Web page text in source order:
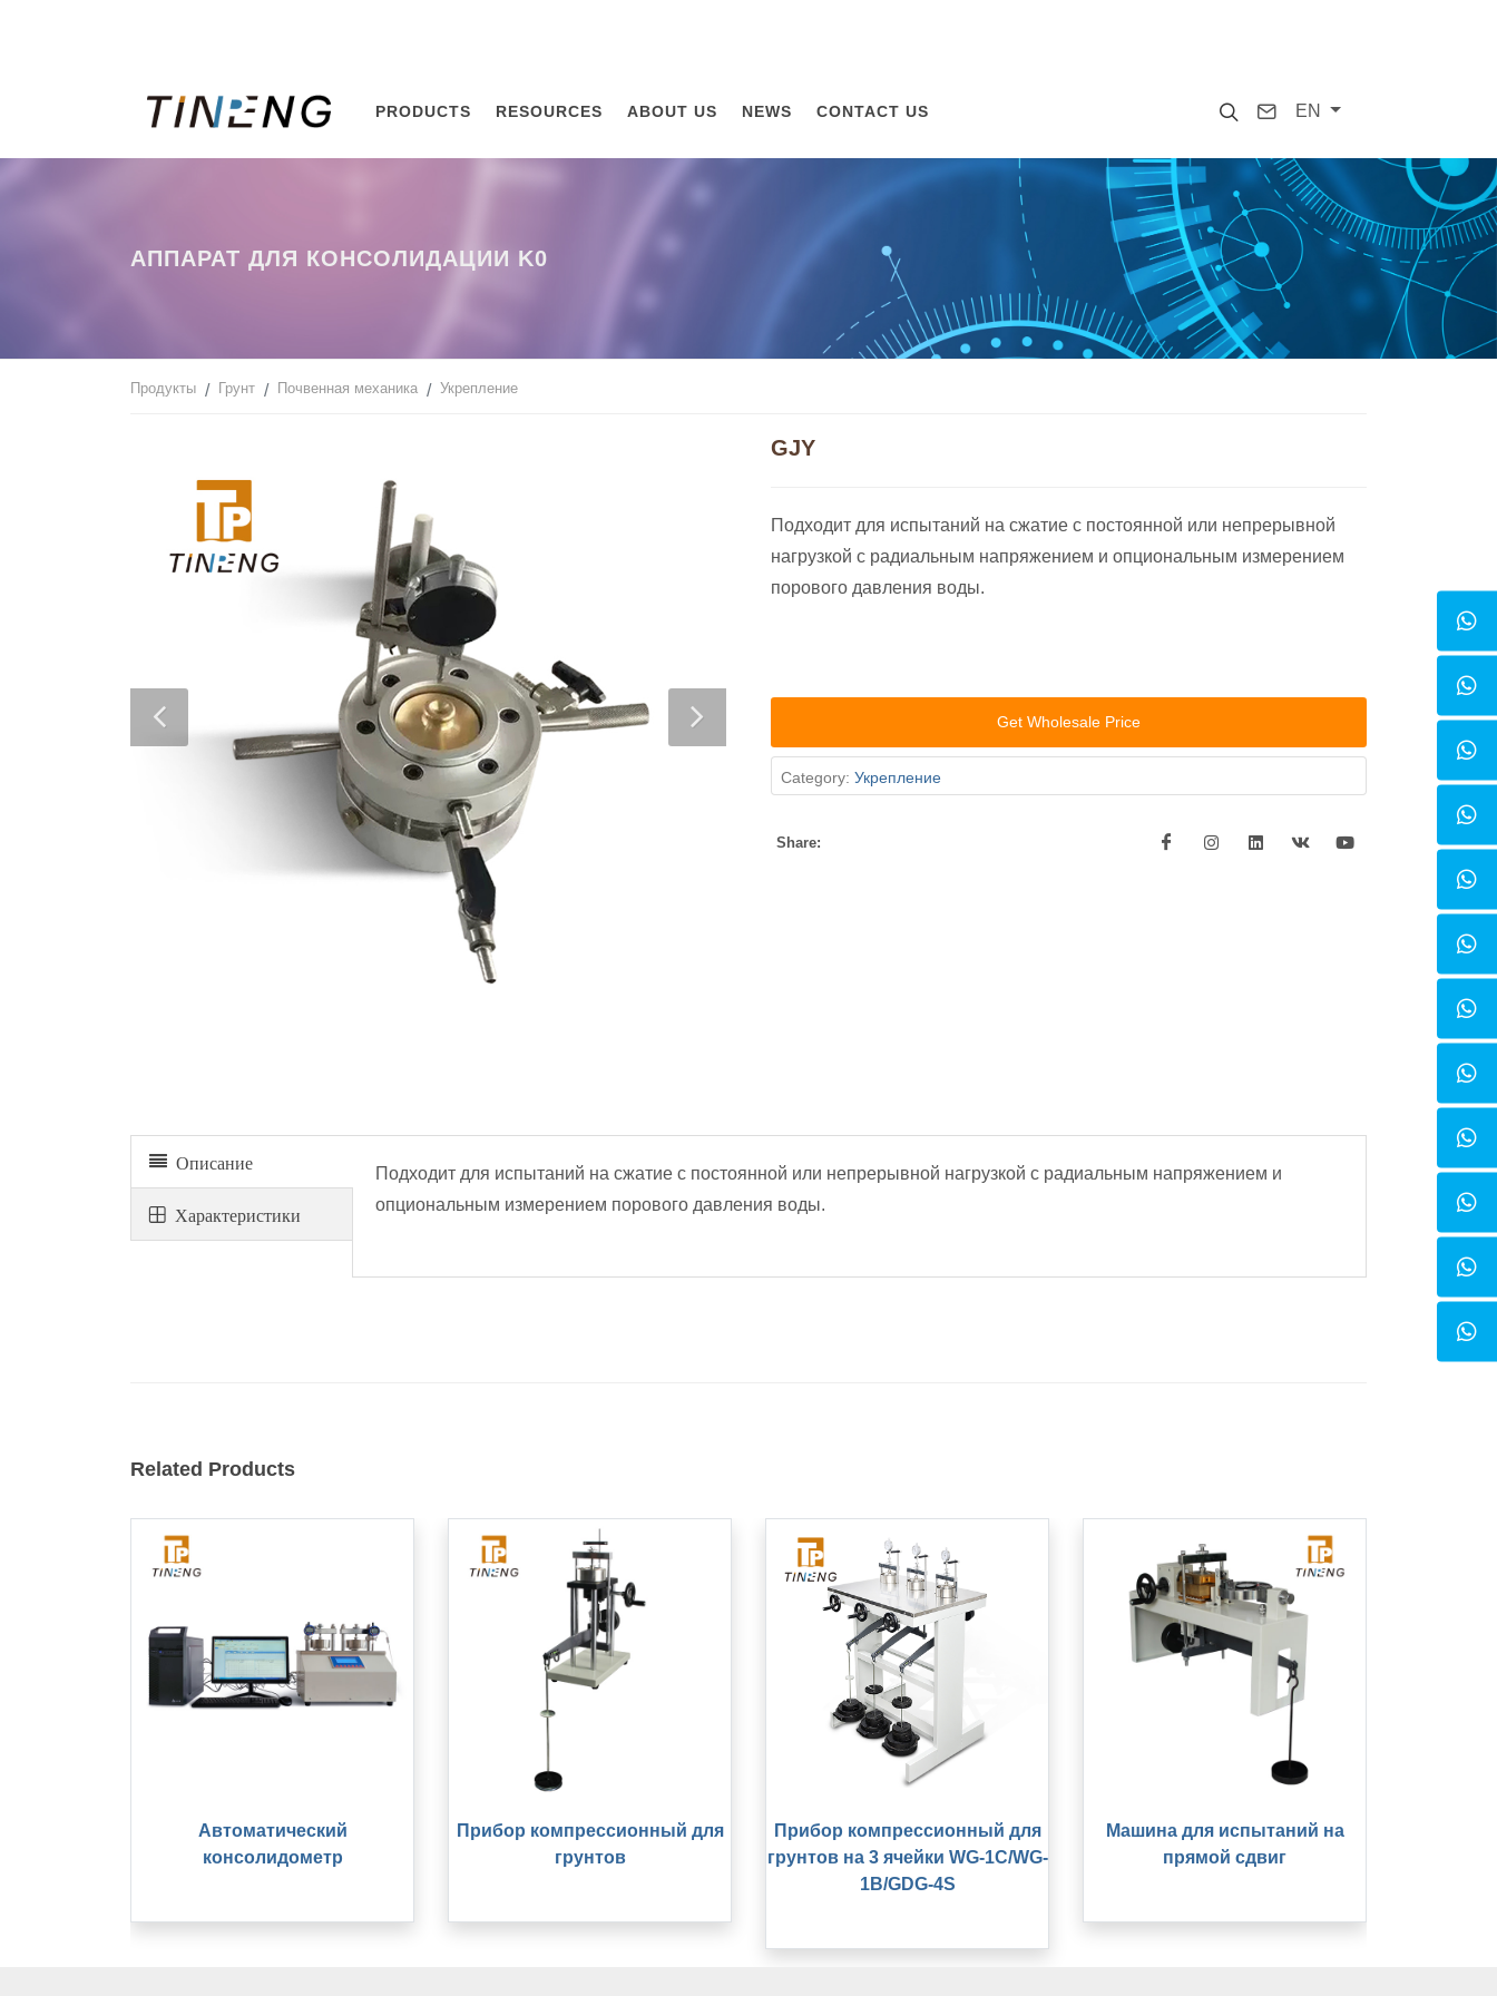
SearchContact
EN
PRODUCTS RESOURCES ABOUT US NEWS CONTACT US
АППАРАТ ДЛЯ КОНСОЛИДАЦИИ K0
Продукты Грунт Почвенная механика Укрепление
GJY
Подходит для испытаний на сжатие с постоянной или непрерывной
нагрузкой с радиальным напряжением и опциональным измерением
порового давления воды.
Get Wholesale Price
Category: Укрепление
Share:
Описание
Xарактеристики
Подходит для испытаний на сжатие с постоянной или непрерывной нагрузкой с радиальным напряжением и
опциональным измерением порового давления воды.
Related Products
Автоматический
консолидометр
Прибор компрессионный для
грунтов
Прибор компрессионный для
грунтов на 3 ячейки WG-1C/WG-
1B/GDG-4S
Машина для испытаний на
прямой сдвиг